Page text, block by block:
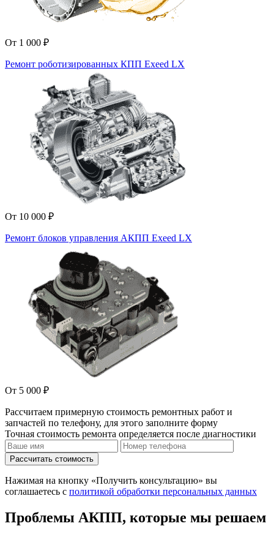
От 1 000 ₽
Ремонт роботизированных КПП Exeed LX
От 10 000 ₽
Ремонт блоков управления АКПП Exeed LX
От 5 000 ₽
Рассчитаем примерную стоимость ремонтных работ и
запчастей по телефону, для этого заполните форму
Точная стоимость ремонта определяется после диагностики
Рассчитать стоимость
Нажимая на кнопку «Получить консультацию» вы
соглашаетесь с политикой обработки персональных данных
Проблемы АКПП, которые мы решаем